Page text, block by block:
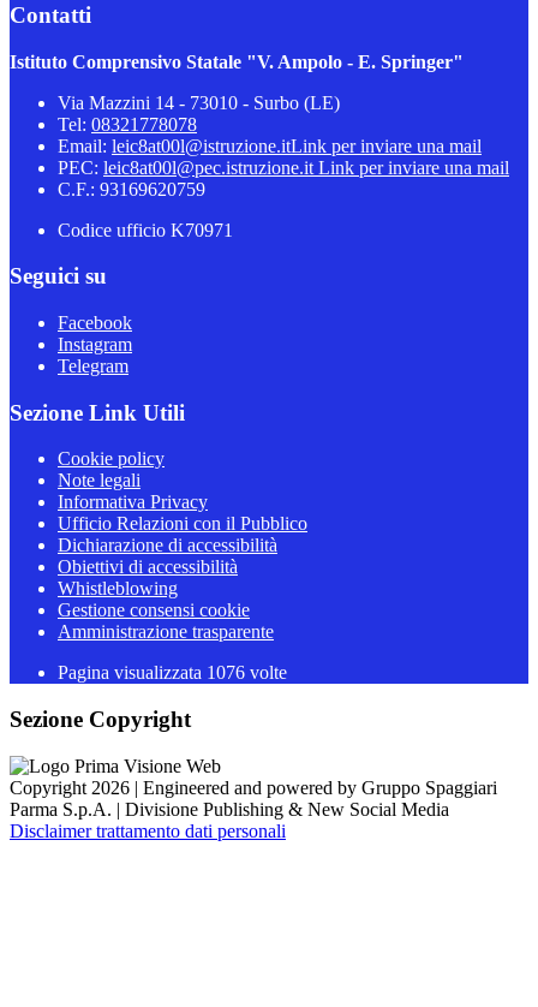
Contatti
Istituto Comprensivo Statale "V. Ampolo - E. Springer"
Via Mazzini 14 - 73010 - Surbo (LE)
Tel: 08321778078
Email: leic8at00l@istruzione.itLink per inviare una mail
PEC: leic8at00l@pec.istruzione.it Link per inviare una mail
C.F.: 93169620759
Codice ufficio K70971
Seguici su
Facebook
Instagram
Telegram
Sezione Link Utili
Cookie policy
Note legali
Informativa Privacy
Ufficio Relazioni con il Pubblico
Dichiarazione di accessibilità
Obiettivi di accessibilità
Whistleblowing
Gestione consensi cookie
Amministrazione trasparente
Pagina visualizzata 1076 volte
Sezione Copyright
Copyright 2026 | Engineered and powered by Gruppo Spaggiari
Parma S.p.A. | Divisione Publishing & New Social Media
Disclaimer trattamento dati personali